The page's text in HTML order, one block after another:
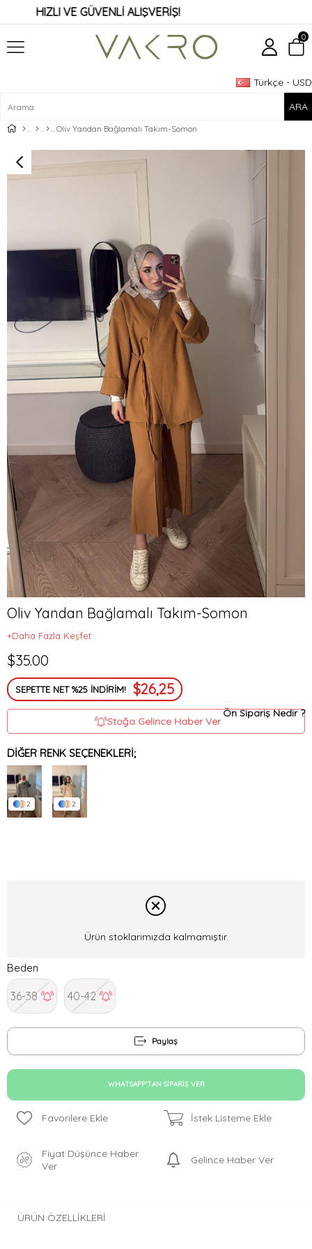
HIZLI VE GÜVENLİ ALIŞVERİŞ!
Türkçe - USD
0
Oliv Yandan Bağlamalı Takım-Somon
Oliv Yandan Bağlamalı Takım-Somon
+Daha Fazla Keşfet
$35.00
SEPETTE NET %25 İNDİRİM! $26,25
Ön Sipariş Nedir ?
Stoğa Gelince Haber Ver
DIĞER RENK SEÇENEKLERI;
2 2
Ürün stoklarımızda kalmamıştır.
Beden
36-38 40-42
Paylaş
WHATSAPP'TAN SIPARIŞ VER
Favorilere Ekle İstek Listeme Ekle
Fiyat Düşünce Haber
Ver
Gelince Haber Ver
ÜRÜN ÖZELLIKLERI